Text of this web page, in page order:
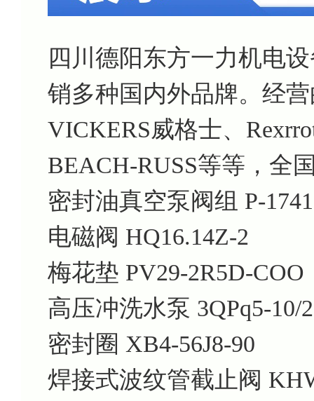
四川德阳东方一力机电
销多种国内外品牌。经
VICKERS威格士、
BEACH-RUSS等等，全
密封油真空泵阀组 P-1741
电磁阀 HQ16.14Z-2
梅花垫 PV29-2R5D-COO
高压冲洗水泵 3QPq5-10/
密封圈 XB4-56J8-90
焊接式波纹管截止阀